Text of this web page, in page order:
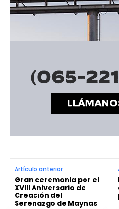
Artículo anterior
Gran ceremonia por el
XVIII Aniversario de
Creación del
Serenazgo de Maynas